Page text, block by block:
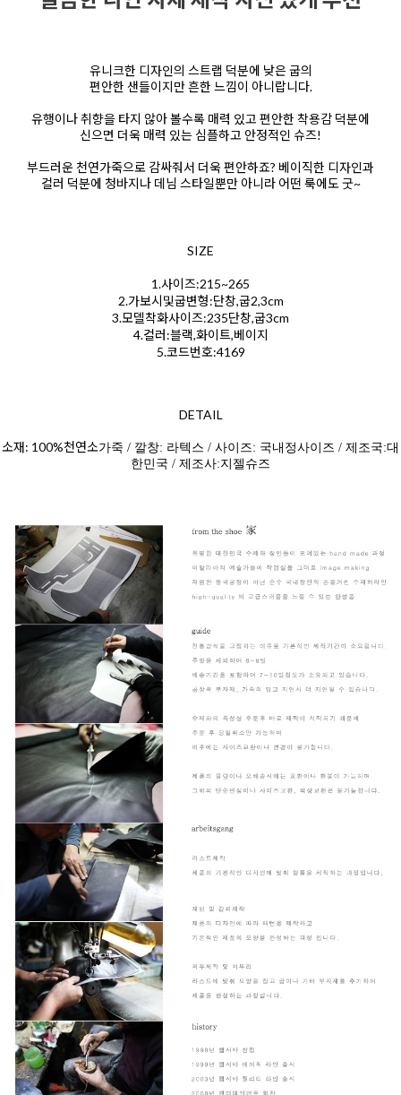
유니크한 디자인의 스트랩 덕분에 낮은 굽의
편안한 샌들이지만 흔한 느낌이 아니랍니다.
유행이나 취향을 타지 않아 볼수록 매력 있고 편안한 착용감 덕분에
신으면 더욱 매력 있는 심플하고 안정적인 슈즈!
부드러운 천연가죽으로 감싸줘서 더욱 편안하죠? 베이직한 디자인과
컬러 덕분에 청바지나 데님 스타일뿐만 아니라 어떤 룩에도 굿~
SIZE
1.사이즈:215~265
2.가보시및굽변형:단창,굽2,3cm
3.모델착화사이즈:235단창,굽3cm
4.컬러:블랙,화이트,베이지
5.코드번호:4169
DETAIL
소재: 100%천연소가죽 / 깔창: 라텍스 / 사이즈: 국내정사이즈 / 제조국:대
한민국 / 제조사:지젤슈즈